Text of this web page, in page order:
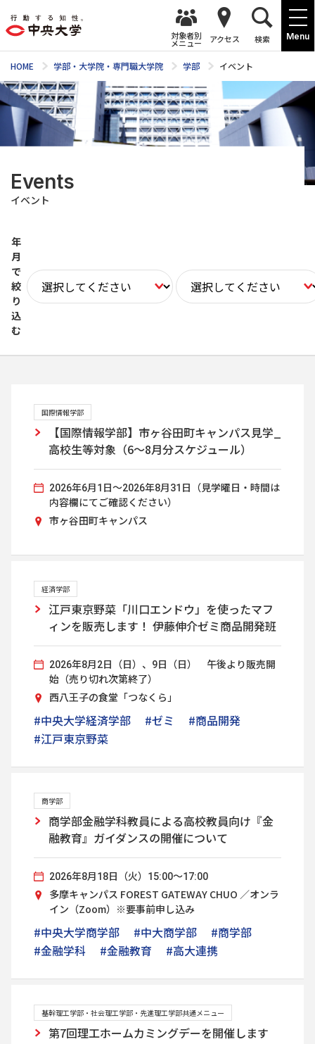
Menu
対象者別
メニュー アクセス 検索
HOME 学部・大学院・専門職大学院 学部 イベント
Events
イベント
年
月
で
絞
り
込
む
国際情報学部
【国際情報学部】市ヶ谷田町キャンパス見学_
高校生等対象（6～8月分スケジュール）
2026年6月1日～2026年8月31日（見学曜日・時間は
内容欄にてご確認ください）
市ヶ谷田町キャンパス
経済学部
江戸東京野菜「川口エンドウ」を使ったマフ
ィンを販売します！ 伊藤伸介ゼミ商品開発班
2026年8月2日（日）、9日（日） 午後より販売開
始（売り切れ次第終了）
西八王子の食堂「つなくら」
#中央大学経済学部 #ゼミ
#商品開発
#江戸東京野菜
商学部
商学部金融学科教員による高校教員向け『金
融教育』ガイダンスの開催について
2026年8月18日（火）15:00～17:00
多摩キャンパス FOREST GATEWAY CHUO ／オンラ
イン（Zoom）※要事前申し込み
#中央大学商学部 #中大商学部
#商学部
#金融学科
#金融教育 #高大連携
基幹理工学部・社会理工学部・先進理工学部共通メニュー
第7回理工ホームカミングデーを開催します